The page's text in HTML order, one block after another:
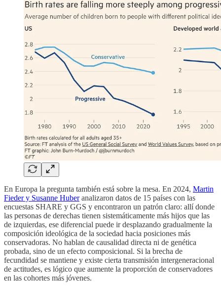
En Europa la pregunta también está sobre la mesa. En 2024, Martin
Fieder y Susanne Huberanalizaron datos de 15 países con las
encuestas SHARE y GGS y encontraron un patrón claro: allí donde
las personas de derechas tienen sistemáticamente más hijos que las
de izquierdas, ese diferencial puede ir desplazando gradualmente la
composición ideológica de la sociedad hacia posiciones más
conservadoras. No hablan de causalidad directa ni de genética
probada, sino de un efecto composicional. Si la brecha de
fecundidad se mantiene y existe cierta transmisión intergeneracional
de actitudes, es lógico que aumente la proporción de conservadores
en las cohortes más jóvenes.